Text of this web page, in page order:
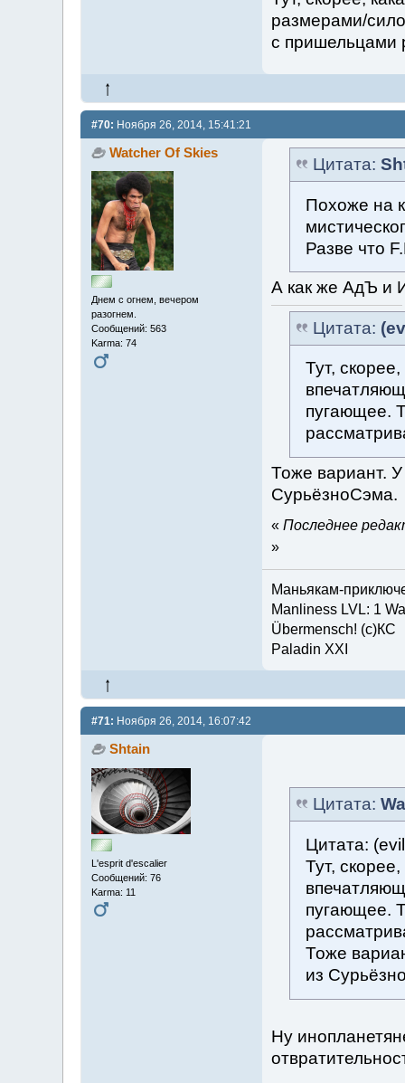
размерами/
с пришельцами
#70: Ноября 26, 2014, 15:41:21
Watcher Of Skies
Днем с огнем, вечером
разогнем.
Сообщений: 563
Karma: 74
Цитата:
Похоже на
Разве что
А как же АдЪ и
Цитата:
Тут,
пугающее.
Тоже вариант.
СурьёзноСэма.
« Последнее
»
Маньякам-
Manliness LVL: 1
Übermensch! (c)КС
Paladin XXI
#71: Ноября 26, 2014, 16:07:42
Shtain
L'esprit d'escalier
Сообщений: 76
Karma: 11
Цитата:
Цитата:
Тут,
пугающее.
Тоже
из
Ну